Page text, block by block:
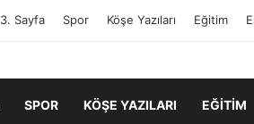
3. Sayfa Spor Köşe Yazıları Eğitim
SPOR KÖŞE YAZILARI EĞITIM